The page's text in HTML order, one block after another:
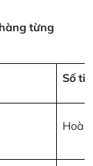
từng
Số